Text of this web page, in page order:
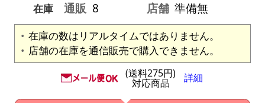
在庫
通販 8 店舗 準備無
在庫の数はリアルタイムではありません。
店舗の在庫を通信販売で購入できません。
(送料275円)
対応商品 詳細